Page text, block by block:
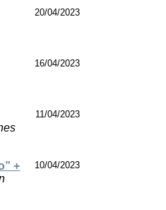
20/04/2023
16/04/2023
11/04/2023
+
10/04/2023